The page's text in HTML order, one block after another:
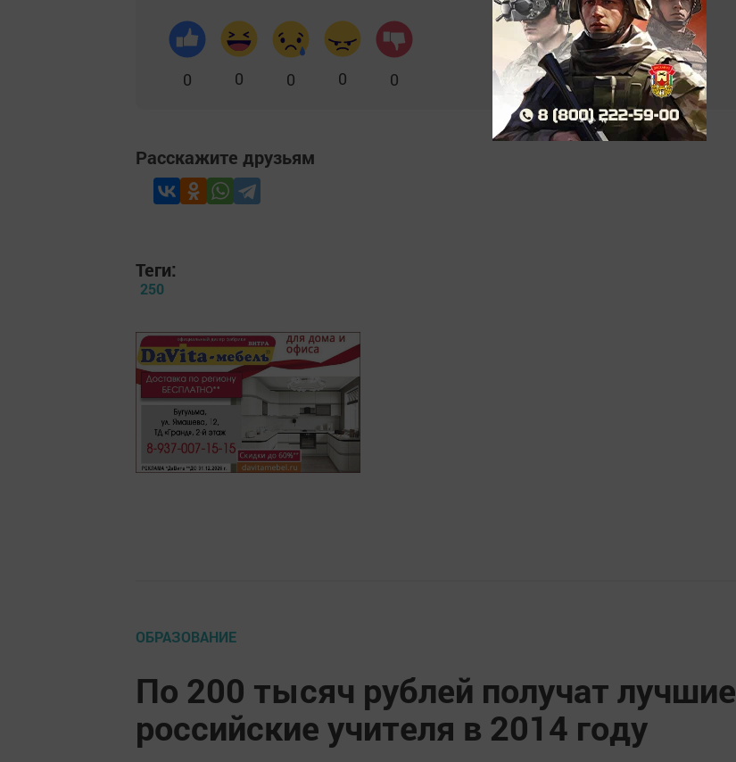
0 0 0 0 0
Расскажите друзьям
Теги:
250
ОБРАЗОВАНИЕ
По 200 тысяч рублей получат лучшие
российские учителя в 2014 году